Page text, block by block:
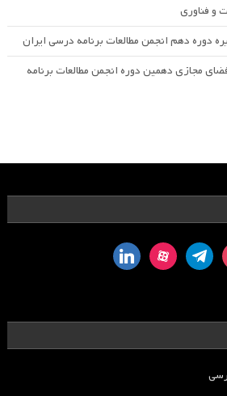
و فناوری
دوره دهم انجمن مطالعات برنامه درسی ایران
مجازی دهمین دوره انجمن مطالعات برنامه
telegram
aparat
linkedin